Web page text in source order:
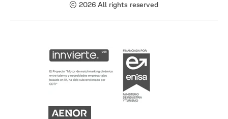
© 2026 All rights reserved